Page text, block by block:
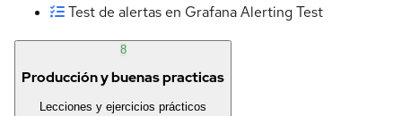
Test de alertas en Grafana AlertingTest
8
Producción y buenas practicas
Lecciones y ejercicios prácticos